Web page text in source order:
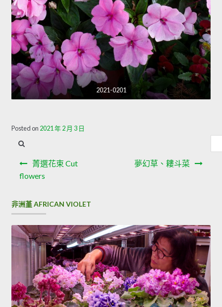
2021-0201
Posted on 2021 年 2 月 3 日
文
章
導
覽
菁選花束 Cut
flowers
夢幻草、耬斗菜
容
非洲堇 AFRICAN VIOLET